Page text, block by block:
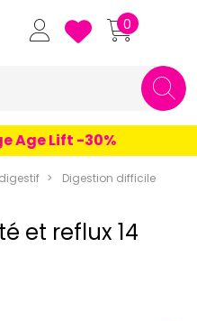
Grande Pharmacie
0
Age Lift -30%
Digestion difficile
et reflux 14